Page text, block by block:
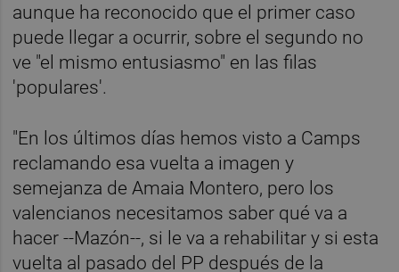
aunque ha reconocido que el primer caso
puede llegar a ocurrir, sobre el segundo no
ve "el mismo entusiasmo" en las filas
'populares'.
"En los últimos días hemos visto a Camps
reclamando esa vuelta a imagen y
semejanza de Amaia Montero, pero los
valencianos necesitamos saber qué va a
hacer --Mazón--, si le va a rehabilitar y si esta
vuelta al pasado del PP después de la